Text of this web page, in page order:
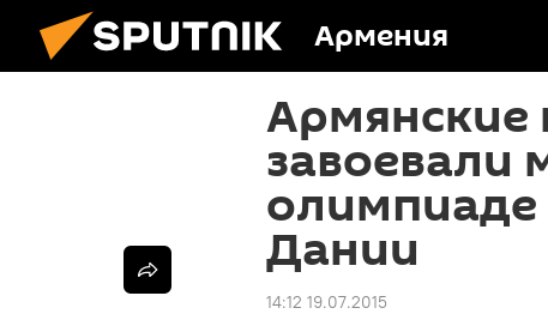
Армения
Армянские
завоевали
олимпиаде
Дании
14:12 19.07.2015